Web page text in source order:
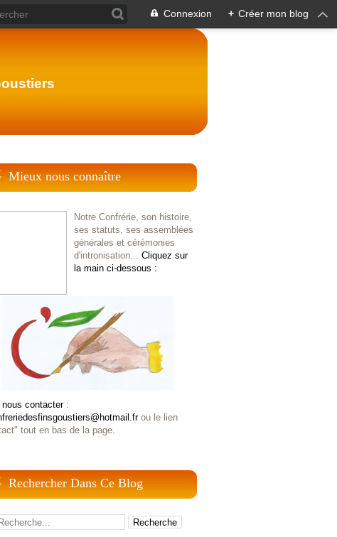
Connexion + Créer mon blog
Mieux nous connaître
Notre Confrérie, son histoire,
ses statuts, ses assemblées
générales et cérémonies
d'intronisation... Cliquez sur
la main ci-dessous :
nous contacter:
ou le lien
tout en bas de la page.
Rechercher Dans Ce Blog